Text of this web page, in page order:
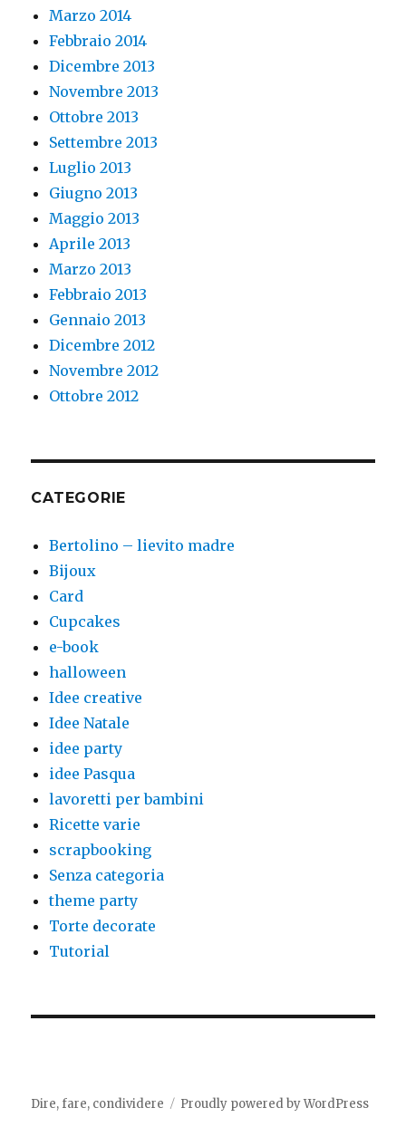
Marzo 2014
Febbraio 2014
Dicembre 2013
Novembre 2013
Ottobre 2013
Settembre 2013
Luglio 2013
Giugno 2013
Maggio 2013
Aprile 2013
Marzo 2013
Febbraio 2013
Gennaio 2013
Dicembre 2012
Novembre 2012
Ottobre 2012
CATEGORIE
Bertolino – lievito madre
Bijoux
Card
Cupcakes
e-book
halloween
Idee creative
Idee Natale
idee party
idee Pasqua
lavoretti per bambini
Ricette varie
scrapbooking
Senza categoria
theme party
Torte decorate
Tutorial
Dire, fare, condividere Proudly powered by WordPress